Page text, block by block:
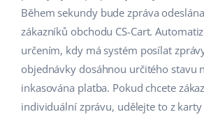
Zdraví a krása
Móda
Implementace systému
Audit účtu
Další
Ελληνικά
español (AR)
español (MX)
Během sekundy bude zpráva
zákazníků obchodu CS-Cart.
určením, kdy má systém posílat
objednávky dosáhnou určitého stavu
inkasována platba. Pokud chcete
individuální zprávu, udělejte to z